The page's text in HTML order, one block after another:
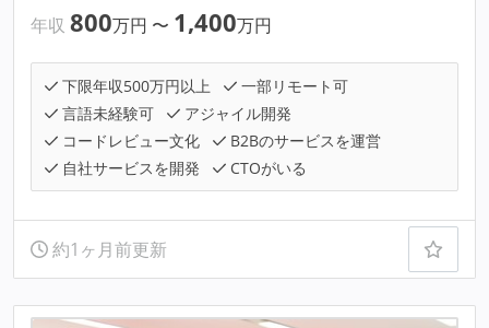
年収 800万円 〜 1,400万円
下限年収500万円以上
一部リモート可
言語未経験可
アジャイル開発
コードレビュー文化
B2Bのサービスを運営
自社サービスを開発
CTOがいる
約1ヶ月前更新